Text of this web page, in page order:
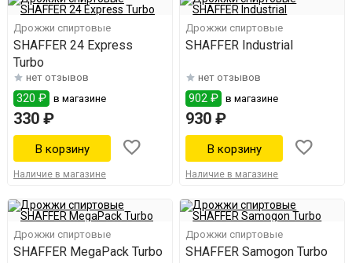
Дрожжи спиртовые
SHAFFER 24 Express
Turbo
нет отзывов
320 ₽ в магазине
330 ₽
Наличие в магазине
Дрожжи спиртовые
SHAFFER Industrial
нет отзывов
902 ₽ в магазине
930 ₽
Наличие в магазине
Дрожжи спиртовые
SHAFFER MegaPack Turbo
Дрожжи спиртовые
SHAFFER Samogon Turbo